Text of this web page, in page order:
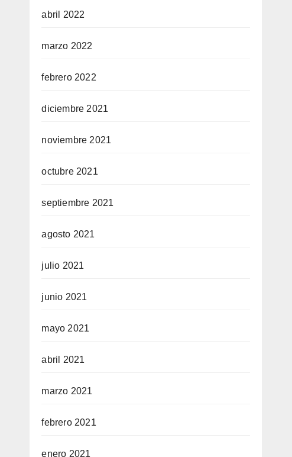
abril 2022
marzo 2022
febrero 2022
diciembre 2021
noviembre 2021
octubre 2021
septiembre 2021
agosto 2021
julio 2021
junio 2021
mayo 2021
abril 2021
marzo 2021
febrero 2021
enero 2021